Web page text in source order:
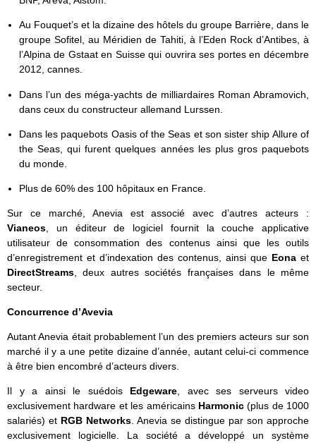
Au Fouquet’s et la dizaine des hôtels du groupe Barrière, dans le
groupe Sofitel, au Méridien de Tahiti, à l’Eden Rock d’Antibes, à
l’Alpina de Gstaat en Suisse qui ouvrira ses portes en décembre
2012, cannes.
Dans l’un des méga-yachts de milliardaires Roman Abramovich,
dans ceux du constructeur allemand Lurssen.
Dans les paquebots Oasis of the Seas et son sister ship Allure of
the Seas, qui furent quelques années les plus gros paquebots
du monde.
Plus de 60% des 100 hôpitaux en France.
Sur ce marché, Anevia est associé avec d’autres acteurs :
Vianeos , un éditeur de logiciel fournit la couche applicative
utilisateur de consommation des contenus ainsi que les outils
d’enregistrement et d’indexation des contenus, ainsi que Eona et
DirectStreams , deux autres sociétés françaises dans le même
secteur.
Concurrence d’Avevia
Autant Anevia était probablement l’un des premiers acteurs sur son
marché il y a une petite dizaine d’année, autant celui-ci commence
à être bien encombré d’acteurs divers.
Il y a ainsi le suédois Edgeware , avec ses serveurs video
exclusivement hardware et les américains Harmonic(plus de 1000
salariés) et RGB Networks . Anevia se distingue par son approche
exclusivement logicielle. La société a développé un système